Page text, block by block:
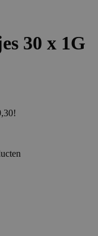
30 x 1G